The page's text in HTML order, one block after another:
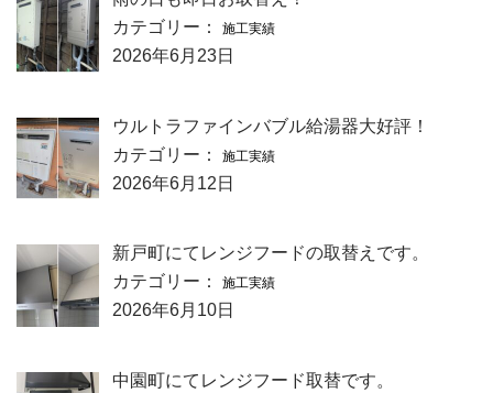
カテゴリー：
施工実績
2026年6月23日
ウルトラファインバブル給湯器大好評！
カテゴリー：
施工実績
2026年6月12日
新戸町にてレンジフードの取替えです。
カテゴリー：
施工実績
2026年6月10日
中園町にてレンジフード取替です。